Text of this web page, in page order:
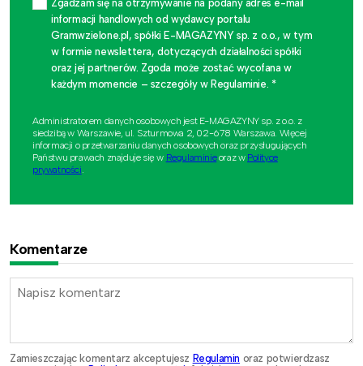
Zgadzam się na otrzymywanie na podany adres e-mail
informacji handlowych od wydawcy portalu
Gramwzielone.pl, spółki E-MAGAZYNY sp. z o.o., w tym
w formie newslettera, dotyczących działalności spółki
oraz jej partnerów. Zgoda może zostać wycofana w
każdym momencie – szczegóły w Regulaminie. *
Administratorem danych osobowych jest E-MAGAZYNY sp. z o.o. z
siedzibą w Warszawie, ul. Szturmowa 2, 02-678 Warszawa. Więcej
informacji o przetwarzaniu danych osobowych oraz przysługujących
Państwu prawach znajduje się w Regulaminieoraz w Polityce
prywatności.
Komentarze
Zamieszczając komentarz akceptujesz Regulamin oraz potwierdzasz